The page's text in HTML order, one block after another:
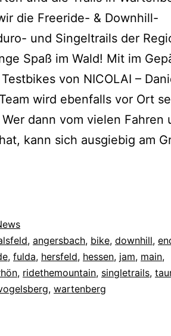
die Freeride- & Downhill-
und Singeltrails der
Spaß im Wald! Mit im
von NICOLAI –
wird ebenfalls vor Ort
dann vom vielen Fahren
kann sich ausgiebig am
, angersbach, bike, downhill,
, fulda, hersfeld, hessen, jam, main,
, ridethemountain, singletrails,
, wartenberg